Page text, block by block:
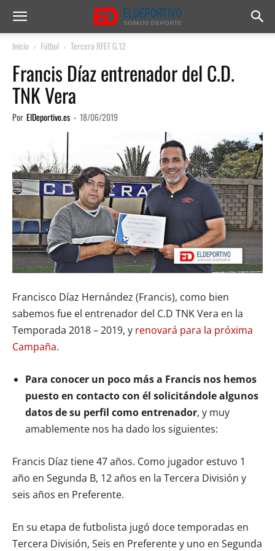
Inicio Fútbol Tercera RFEF G.12
Francis Díaz entrenador del C.D.
TNK Vera
Por ElDeportivo.es - 18/06/2019
Francisco Díaz Hernández (Francis), como bien
sabemos fue el entrenador del C.D TNK Vera en la
Temporada 2018 – 2019, y renovará para la próxima
Campaña.
Para conocer un poco más a Francis nos hemos
puesto en contacto con él solicitándole algunos
datos de su perfil como entrenador, y muy
amablemente nos ha dado los siguientes:
Francis Díaz tiene 47 años. Como jugador estuvo 1
año en Segunda B, 12 años en la Tercera División y
seis años en Preferente.
En su etapa de futbolista jugó doce temporadas en
Tercera División, Seis en Preferente y uno en Segunda